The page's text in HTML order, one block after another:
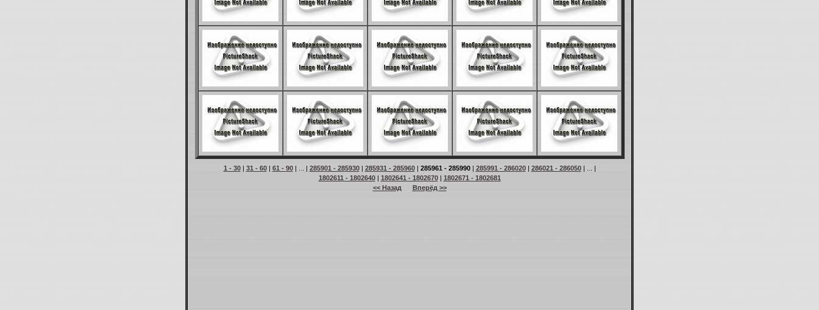
1 - 30| 31 - 60| 61 - 90| ... | 285901 - 285930| 285931 - 285960| 285961 - 285990| 285991 - 286020| 286021 - 286050| ... |
1802611 - 1802640| 1802641 - 1802670| 1802671 - 1802681
<< Назад
Вперёд >>